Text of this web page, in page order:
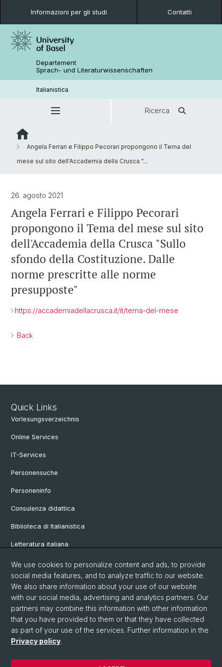
Informazioni per gli studi Contatti
Departement
Sprach- und Literaturwissenschaften
Italianistica
Ricerca
Angela Ferrari e Filippo Pecorari propongono il Tema del
mese sul sito dell'Accademia della Crusca "...
26. agosto 2021
Angela Ferrari e Filippo Pecorari
propongono il Tema del mese sul sito
dell'Accademia della Crusca "Sullo
sfondo della Costituzione. Dalle
norme prescritte alle norme
presupposte"
https://accademiadellacrusca.it/it/tema-del-mese
Back
Quick Links
Vorlesungsverzeichnis
Online Services
IT-Services
Personensuche
Personeninfo
Consulenza didattica
Biblioteca di Italianistica
Letteratura italiana
Linguistica italiana
Vetrina
© Università di Basilea
Privacy Policy
Philosophisch-Historische Fakultät
Sprach- und Literaturwissenschaften
We use cookies to personalize content and ads, to provide
social media features, and to analyze traffic to our website.
We also share information about your use of our website
with our social media, advertising and analytics partners. Our
partners may combine this information with other information
that you have provided to them or that they have collected
as part of your use of the services. Further information in the
Privacy policy.